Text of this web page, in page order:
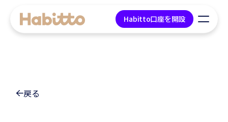
Habitto口座を開設
戻る